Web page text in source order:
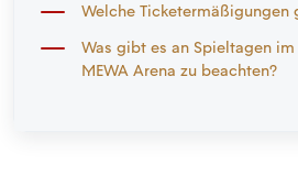
Welche Ticketermäßigungen
Was gibt es an Spieltagen
MEWA Arena zu beachten?